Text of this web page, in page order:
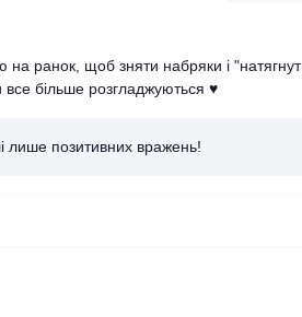
на ранок, щоб зняти набряки і
більше розгладжуються ♥
лише позитивних вражень!